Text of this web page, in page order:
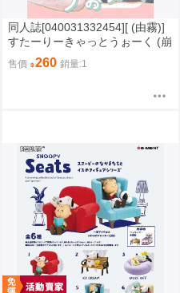
同人誌[040031332454][ (由霧)]
すたーりーきゃっとうぉーく (崩
壞星穹鐵道)刃 景元
售價 260 銷量:1